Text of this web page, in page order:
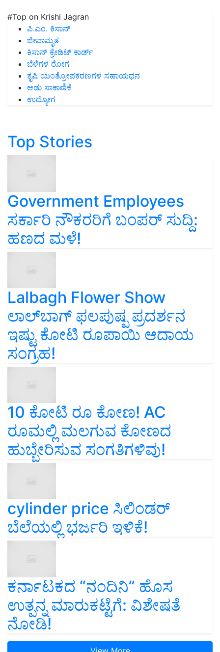
#Top on Krishi Jagran
ಪಿ.ಎಂ. ಕಿಸಾನ್
ಜೀವಾಮೃತ
ಕಿಸಾನ್ ಕ್ರೇಡಿಟ್ ಕಾರ್ಡ್
ಬೆಳೆಗಳ ರೋಗ
ಕೃಷಿ ಯಂತ್ರೋಪಕರಣಗಳ ಸಹಾಯಧನ
ಆಡು ಸಾಕಾಣಿಕೆ
ಉದ್ಯೋಗ
Top Stories
Government Employees
ಸರ್ಕಾರಿ ನೌಕರರಿಗೆ ಬಂಪರ್‌ ಸುದ್ದಿ:
ಹಣದ ಮಳೆ!
Lalbagh Flower Show
ಲಾಲ್‌ಬಾಗ್ ಫಲಪುಷ್ಪ ಪ್ರದರ್ಶನ
ಇಷ್ಟು ಕೋಟಿ ರೂಪಾಯಿ ಆದಾಯ
ಸಂಗ್ರಹ!
10 ಕೋಟಿ ರೂ ಕೋಣ! AC
ರೂಮಲ್ಲಿ ಮಲಗುವ ಕೋಣದ
ಹುಬ್ಬೇರಿಸುವ ಸಂಗತಿಗಳಿವು!
cylinder price ಸಿಲಿಂಡರ್‌
ಬೆಲೆಯಲ್ಲಿ ಭರ್ಜರಿ ಇಳಿಕೆ!
ಕರ್ನಾಟಕದ “ನಂದಿನಿ” ಹೊಸ
ಉತ್ಪನ್ನ ಮಾರುಕಟ್ಟೆಗೆ: ವಿಶೇಷತೆ
ನೋಡಿ!